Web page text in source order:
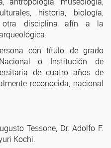
historia, biología,
disciplina afín a la
con título de grado
o Institución de
de cuatro años de
reconocida, nacional
Tessone, Dr. Adolfo F.
Kochi.